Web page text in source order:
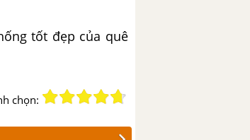
tốt đẹp của quê
chọn: